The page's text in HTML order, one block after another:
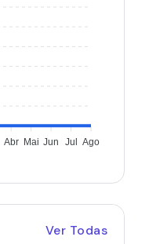
Abr Mai Jun Jul Ago
Ver Todas